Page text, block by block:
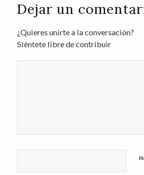
Dejar un
¿Quieres unirte a la conversación?
Siéntete libre de contribuir